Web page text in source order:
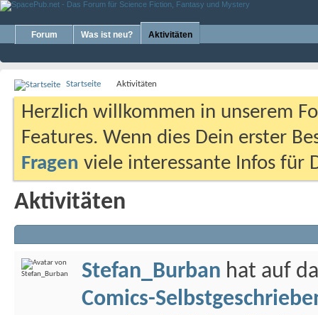
Forum Was ist neu? Aktivitäten
Startseite Aktivitäten
Herzlich willkommen in unserem
Features. Wenn dies Dein erster
Fragen viele interessante Infos für
Aktivitäten
Stefan_Burban hat auf
Comics-